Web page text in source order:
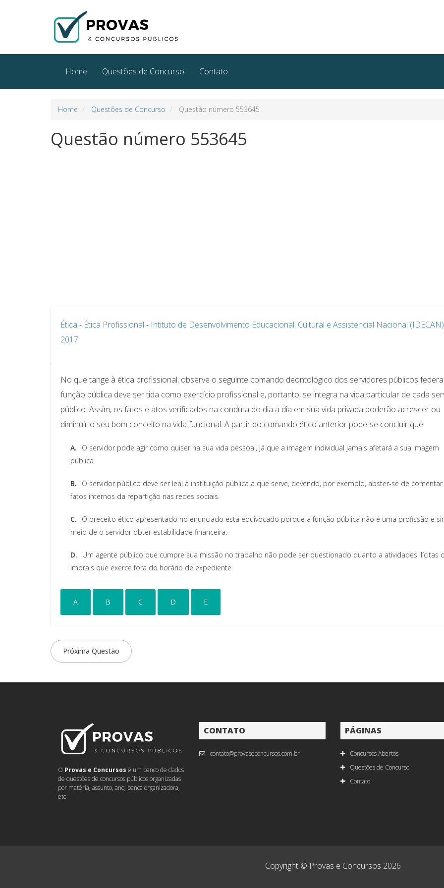
Home Questões de Concurso Contato
Home Questões de Concurso Questão número 553645
Questão número 553645
Ética - Ética Profissional - Intituto de Desenvolvimento Educacional, Cultural e Assistencial Nacional (IDECAN)
2017
No que tange à ética profissional, observe o seguinte comando deontológico dos servidores públicos
função pública deve ser tida como exercício profissional e, portanto, se integra na vida particular de cada
público. Assim, os fatos e atos verificados na conduta do dia a dia em sua vida privada poderão acrescer ou
diminuir o seu bom conceito na vida funcional. A partir do comando ético anterior pode-se concluir que:
A.
O servidor pode agir como quiser na sua vida pessoal, já que a imagem individual jamais afetará a sua imagem
pública.
B.
O servidor público deve ser leal à instituição pública a que serve, devendo, por exemplo, abster-se de comentar
fatos internos da repartição nas redes sociais.
C.
O preceito ético apresentado no enunciado está equivocado porque a função pública não é uma profissão e
meio de o servidor obter estabilidade financeira.
D.
Um agente público que cumpre sua missão no trabalho não pode ser questionado quanto a atividades ilícitas
imorais que exerce fora do horário de expediente.
A B C D E
Próxima Questão
O Provas e Concursos é um banco de dados
de questões de concursos públicos organizadas
por matéria, assunto, ano, banca organizadora,
etc
CONTATO
contato@provaseconcursos.com.br
PÁGINAS
Concursos Abertos
Questões de Concurso
Contato
Copyright © Provas e Concursos 2026